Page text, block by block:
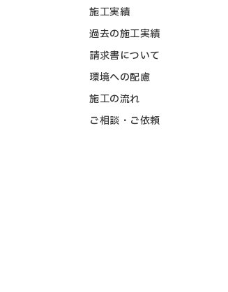
施工実績
過去の施工実績
請求書について
環境への配慮
施工の流れ
ご相談・ご依頼